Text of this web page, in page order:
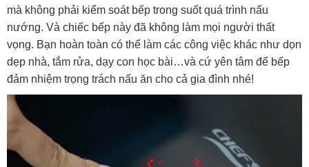
mà không phải kiểm soát bếp trong suốt quá trình nấu
nướng. Và chiếc bếp này đã không làm mọi người thất
vọng. Bạn hoàn toàn có thể làm các công việc khác như dọn
dẹp nhà, tắm rửa, dạy con học bài…và cứ yên tâm để bếp
đảm nhiệm trọng trách nấu ăn cho cả gia đình nhé!